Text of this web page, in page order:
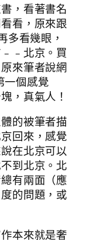
，看著書名
看，原來跟
多看幾眼，
北京。買
來筆者說網
一個感覺
，真氣人！
的被筆者描
回來，感覺
在北京可以
到北京。北
有兩面（應
的問題，或
本來就是奢